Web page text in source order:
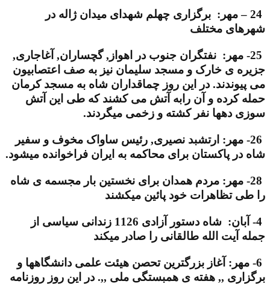
24 – مهر: برگزاری چهلم شهدای میدان ژاله در
شهرهای مختلف
25- مهر: نفتگران جنوب در اهواز, گچساران, آغاجاری,
جزیره ی خارک و مسجد سلیمان نیز به صف اعتصابیون
می پیوندند. در این روز چماقداران شاه به مسجد کرمان
حمله کرده و آن رابه آتش می کشند که طی این آتش
سوزی دهها نفر کشته و زخمی میگردند.
26- مهر: ارتشبد نصیری, رئیس ساواک مخوف و سفیر
شاه در پاکستان برای محاکمه به ایران فراخوانده میشود.
28- مهر: مردم همدان برای نخستین بار مجسمه ی شاه
را طی تظاهرات خود پائین میکشند
4- آبان: شاه دستور آزادی 1126 زندانی سیاسی از
جمله آیت الله طالقانی را صادر میکند
6- مهر: آغاز بزرگترین تحصن هیئت علمی دانشگاهها و
برگزاری ,, هفته ی همبستگی ملی ,,. در این روز روزنامه